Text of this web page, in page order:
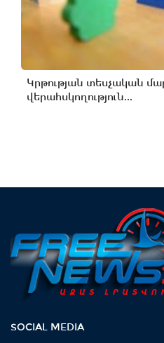
Կրթության տեսչական
վերահսկողություն...
SOCIAL MEDIA